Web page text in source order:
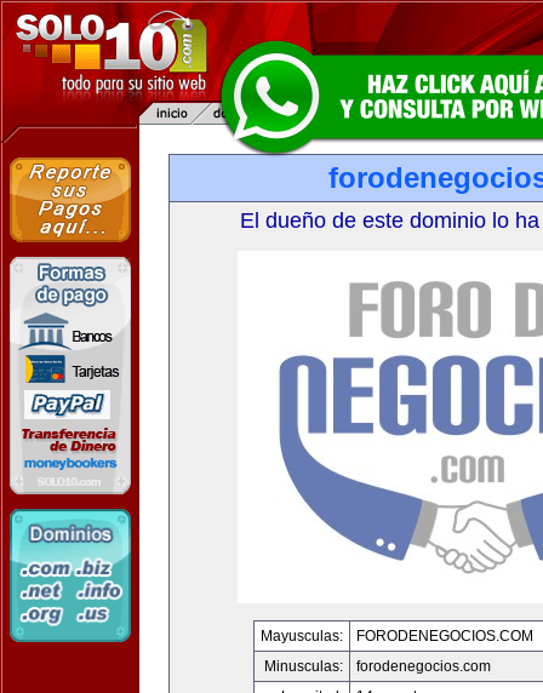
El dueño de este dominio lo
Mayusculas:
FORODENEGOCIOS.COM
Minusculas:
forodenegocios.com